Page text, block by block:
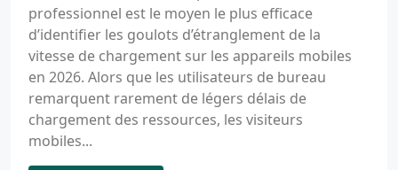
professionnel est le moyen le plus efficace
d’identifier les goulots d’étranglement de la
vitesse de chargement sur les appareils mobiles
en 2026. Alors que les utilisateurs de bureau
remarquent rarement de légers délais de
chargement des ressources, les visiteurs
mobiles...